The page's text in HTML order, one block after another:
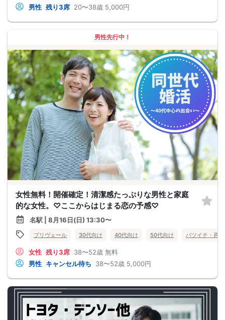
男性 残り3席 20〜38歳 5,000円
男性先行中！
女性無料！開催確定！清潔感たっぷりな男性と家庭
的な女性。♡ここからはじまる恋の予感♡
名駅 | 8月16日(日) 13:30〜
プリヴェール 30代向け 40代向け 50代向け バツイチ・再婚
女性 残り3席 38〜52歳 無料
男性 キャンセル待ち 38〜52歳 5,000円